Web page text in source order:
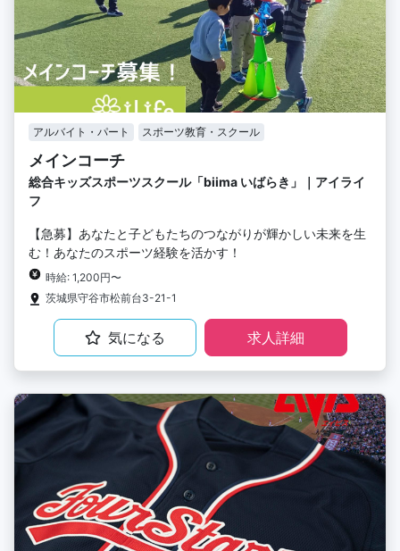
アルバイト・パート スポーツ教育・スクール
メインコーチ
総合キッズスポーツスクール「biima いばらき」｜アイライ
フ
【急募】あなたと子どもたちのつながりが輝かしい未来を生
む！あなたのスポーツ経験を活かす！
時給: 1,200円〜
茨城県守谷市松前台3-21-1
気になる 求人詳細